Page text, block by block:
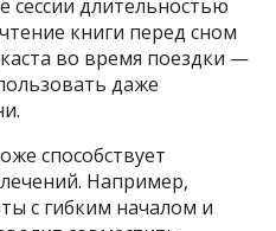
сессии длительностью
книги перед сном
во время поездки —
даже
способствует
Например,
с гибким началом и